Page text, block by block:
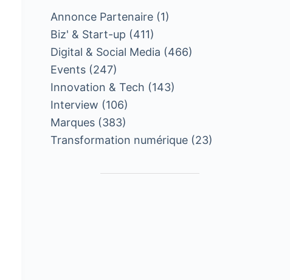
Annonce Partenaire (1)
Biz' & Start-up (411)
Digital & Social Media (466)
Events (247)
Innovation & Tech (143)
Interview (106)
Marques (383)
Transformation numérique (23)